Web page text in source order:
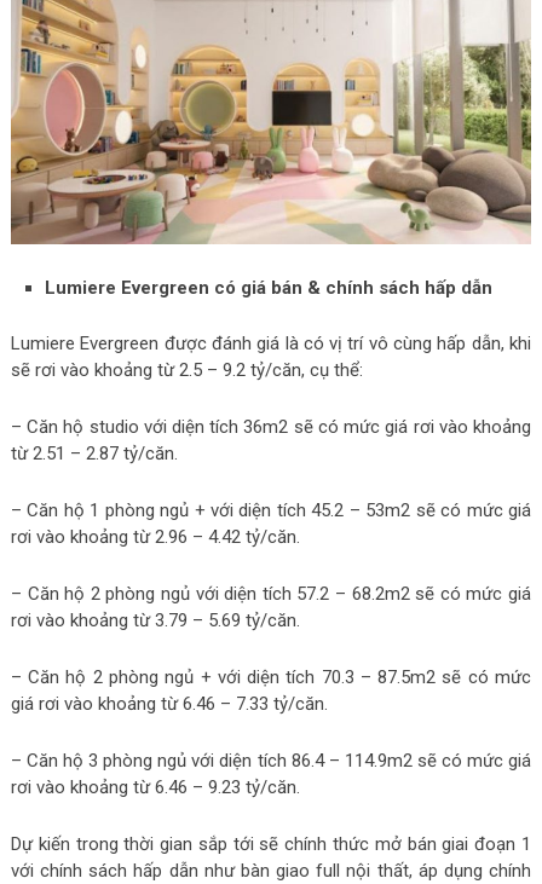
Lumiere Evergreen có giá bán & chính sách hấp dẫn
Lumiere Evergreen được đánh giá là có vị trí vô cùng hấp dẫn, khi
sẽ rơi vào khoảng từ 2.5 – 9.2 tỷ/căn, cụ thể:
– Căn hộ studio với diện tích 36m2 sẽ có mức giá rơi vào khoảng
từ 2.51 – 2.87 tỷ/căn.
– Căn hộ 1 phòng ngủ + với diện tích 45.2 – 53m2 sẽ có mức giá
rơi vào khoảng từ 2.96 – 4.42 tỷ/căn.
– Căn hộ 2 phòng ngủ với diện tích 57.2 – 68.2m2 sẽ có mức giá
rơi vào khoảng từ 3.79 – 5.69 tỷ/căn.
– Căn hộ 2 phòng ngủ + với diện tích 70.3 – 87.5m2 sẽ có mức
giá rơi vào khoảng từ 6.46 – 7.33 tỷ/căn.
– Căn hộ 3 phòng ngủ với diện tích 86.4 – 114.9m2 sẽ có mức giá
rơi vào khoảng từ 6.46 – 9.23 tỷ/căn.
Dự kiến trong thời gian sắp tới sẽ chính thức mở bán giai đoạn 1
với chính sách hấp dẫn như bàn giao full nội thất, áp dụng chính